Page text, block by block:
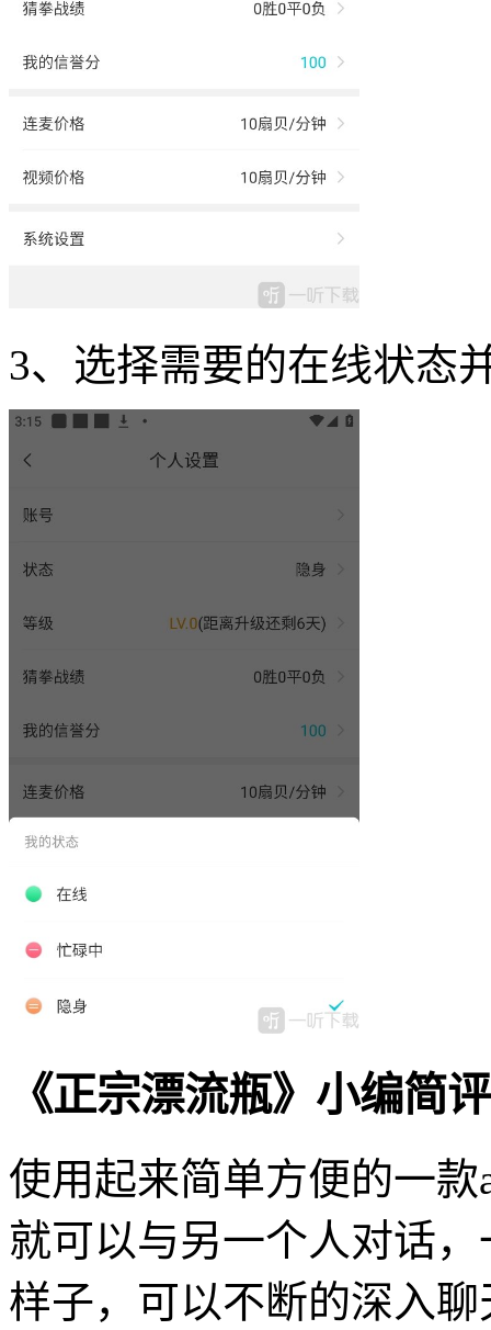
3、选择需要的在线状态
《正宗漂流瓶》小编简
使用起来简单方便的一
就可以与另一个人对话
样子，可以不断的深入